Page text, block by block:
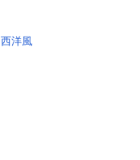
西洋風